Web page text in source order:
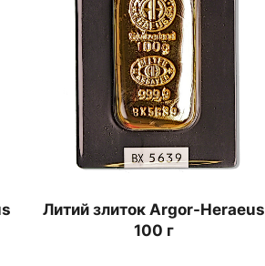
Литий злиток Argor-Heraeus
100 г